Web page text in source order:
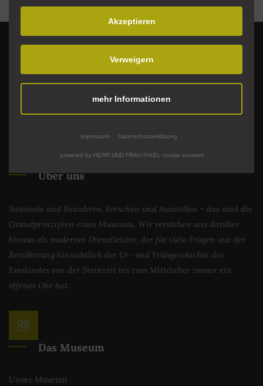
Über uns
Sammeln und Bewahren, Forschen und Ausstellen – das sind die
Grundprinzipien eines Museums. Wir verstehen uns darüber
hinaus als moderner Dienstleister, der für viele Fragen aus der
Bevölkerung hinsichtlich der Ur- und Frühgeschichte des
Emslandes von der Steinzeit bis zum Mittelalter immer ein
offenes Ohr hat.
Das Museum
Unser Museum
Akzeptieren
Verweigern
mehr Informationen
Impressum Datenschutzerklärung
powered by HERR UND FRAU PIXEL cookie consent